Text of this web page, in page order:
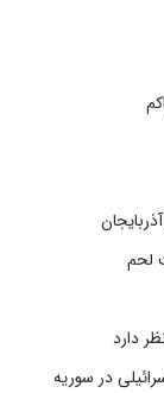
لحم
در سوریه